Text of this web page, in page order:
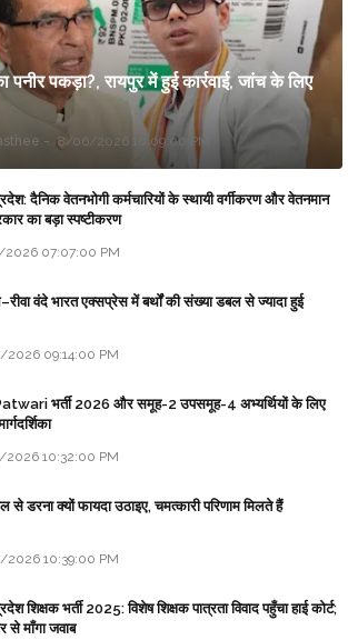
पनीर पकड़ा?, रायपुर में हुई कार्रवाई, जांच के लिए
8/06/2026 10:09:00 PM
दैनिक वेतनभोगी कर्मचारियों के स्थायी वर्गीकरण और वेतनमान
का बड़ा स्पष्टीकरण
07:07:00 PM
वंदे भारत एक्सप्रेस में बर्थों की संख्या डबल से ज्यादा हुई
09:14:00 PM
भर्ती 2026 और समूह-2 उपसमूह-4 अभ्यर्थियों के लिए
10:32:00 PM
से डरना क्यों फायदा उठाइए, चमत्कारी परिणाम मिलते हैं
10:39:00 PM
शिक्षक भर्ती 2025: विशेष शिक्षक पात्रता विवाद पहुँचा हाई कोर्ट;
से माँगा जवाब